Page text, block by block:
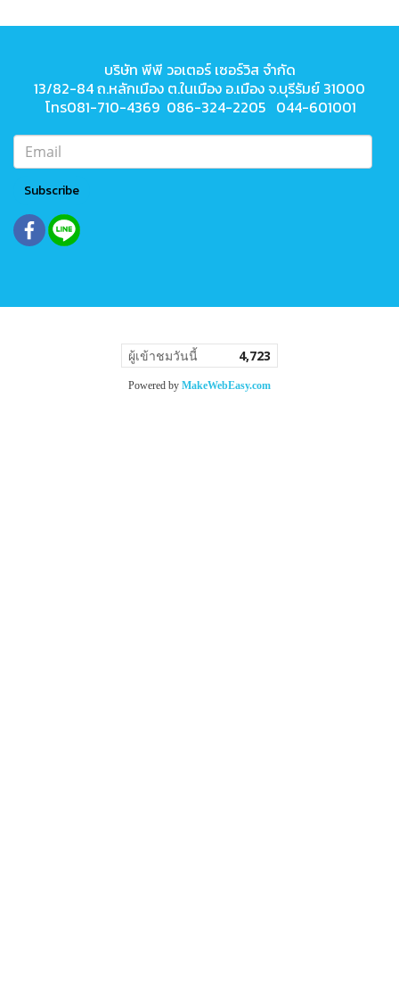
บริษัท พีพี วอเตอร์ เซอร์วิส จำกัด
13/82-84 ถ.หลักเมือง ต.ในเมือง อ.เมือง จ.บุรีรัมย์ 31000
โทร081-710-4369 086-324-2205 044-601001
Subscribe
ผู้เข้าชมวันนี้ 4,723
Powered by MakeWebEasy.com